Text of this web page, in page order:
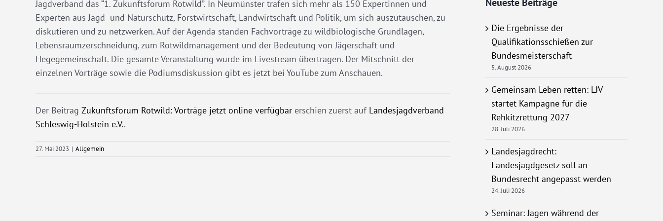
Jagdverband das “1. Zukunftsforum Rotwild”. In Neumünster trafen sich mehr als 150 Expertinnen und
Experten aus Jagd- und Naturschutz, Forstwirtschaft, Landwirtschaft und Politik, um sich auszutauschen, zu
diskutieren und zu netzwerken. Auf der Agenda standen Fachvorträge zu wildbiologische Grundlagen,
Lebensraumzerschneidung, zum Rotwildmanagement und der Bedeutung von Jägerschaft und
Hegegemeinschaft. Die gesamte Veranstaltung wurde im Livestream übertragen. Der Mitschnitt der
einzelnen Vorträge sowie die Podiumsdiskussion gibt es jetzt bei YouTube zum Anschauen.
Der Beitrag Zukunftsforum Rotwild: Vorträge jetzt online verfügbar erschien zuerst auf Landesjagdverband
Schleswig-Holstein e.V..
27. Mai 2023 | Allgemein
Die Ergebnisse der
Qualifikationsschießen zur
Bundesmeisterschaft
5. August 2026
Gemeinsam Leben retten: LJV
startet Kampagne für die
Rehkitzrettung 2027
28. Juli 2026
Landesjagdrecht:
Landesjagdgesetz soll an
Bundesrecht angepasst werden
24. Juli 2026
Seminar: Jagen während der